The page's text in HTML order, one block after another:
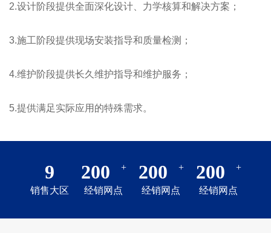
2.设计阶段提供全面深化设计、力学核算和解决方案；
3.施工阶段提供现场安装指导和质量检测；
4.维护阶段提供长久维护指导和维护服务；
5.提供满足实际应用的特殊需求。
9
销售大区
200 +
经销网点
200 +
经销网点
200 +
经销网点